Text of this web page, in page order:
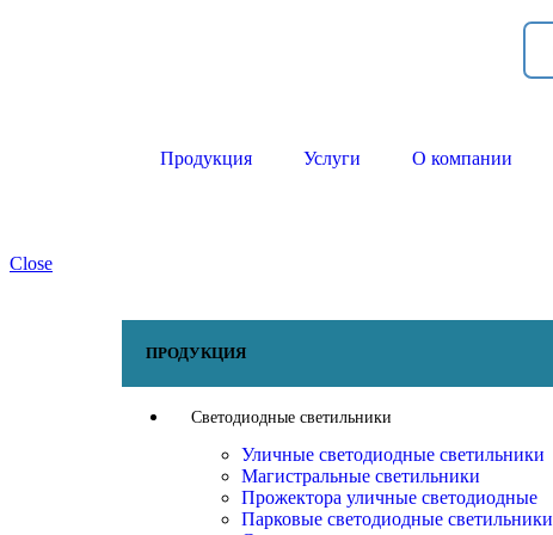
Продукция Услуги О компании
Close
ПРОДУКЦИЯ
Светодиодные светильники
Уличные светодиодные светильники
Магистральные светильники
Прожектора уличные светодиодные
Парковые светодиодные светильники